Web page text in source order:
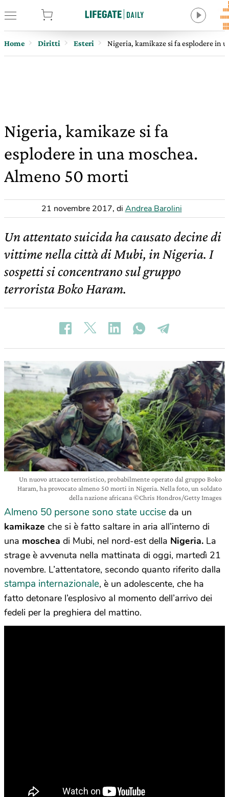
Home Diritti Esteri Nigeria, kamikaze si fa esplodere in
Nigeria, kamikaze si fa
esplodere in una moschea.
Almeno 50 morti
21 novembre 2017, di Andrea Barolini
Un attentato suicida ha causato decine di
vittime nella città di Mubi, in Nigeria. I
sospetti si concentrano sul gruppo
terrorista Boko Haram.
Un nuovo attacco terroristico, probabilmente operato dal gruppo Boko
Haram, ha provocato almeno 50 morti in Nigeria. Nella foto, un soldato
della nazione africana ©Chris Hondros/Getty Images
Almeno 50 persone sono state uccise da un
kamikaze che si è fatto saltare in aria all’interno di
una moschea di Mubi, nel nord-est della Nigeria. La
strage è avvenuta nella mattinata di oggi, martedì 21
novembre. L’attentatore, secondo quanto riferito dalla
stampa internazionale, è un adolescente, che ha
fatto detonare l’esplosivo al momento dell’arrivo dei
fedeli per la preghiera del mattino.